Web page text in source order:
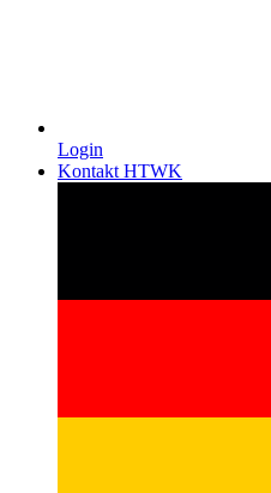
Login
Kontakt HTWK